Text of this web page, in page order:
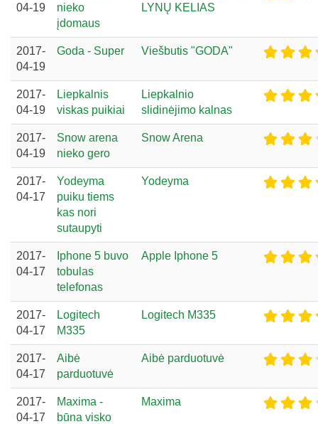
04-19
nieko
įdomaus
LYNŲ KELIAS
2017-
04-19
Goda - Super Viešbutis "GODA"
2017-
04-19
Liepkalnis
viskas puikiai
Liepkalnio
slidinėjimo kalnas
2017-
04-19
Snow arena
nieko gero
Snow Arena
2017-
04-17
Yodeyma
puiku tiems
kas nori
sutaupyti
Yodeyma
2017-
04-17
Iphone 5 buvo
tobulas
telefonas
Apple Iphone 5
2017-
04-17
Logitech
M335
Logitech M335
2017-
04-17
Aibė
parduotuvė
Aibė parduotuvė
2017-
04-17
Maxima -
būna visko
Maxima